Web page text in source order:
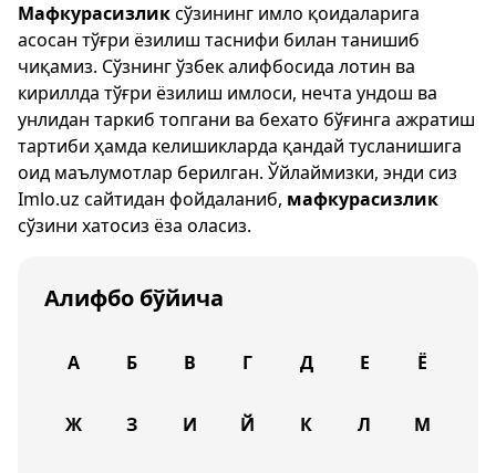
Мафкурасизликсўзининг имло қоидаларига
асосан тўғри ёзилиш таснифи билан танишиб
чиқамиз. Сўзнинг ўзбек алифбосида лотин ва
кириллда тўғри ёзилиш имлоси, нечта ундош ва
унлидан таркиб топгани ва бехато бўғинга ажратиш
тартиби ҳамда келишикларда қандай тусланишига
оид маълумотлар берилган. Ўйлаймизки, энди сиз
Imlo.uz сайтидан фойдаланиб, мафкурасизлик
сўзини хатосиз ёза оласиз.
Алифбо бўйича
А Б В Г Д Е Ё
Ж З И Й К Л М